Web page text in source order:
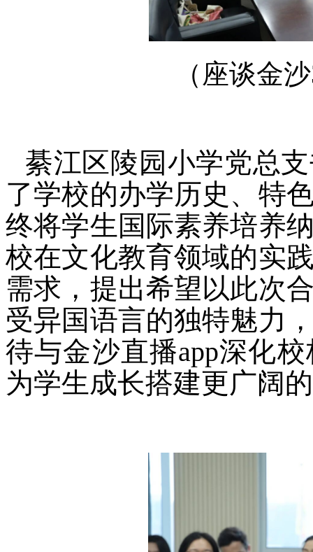
（座谈金
綦江区陵园小学党总
了学校的办学历史、特
终将学生国际素养培养
校在文化教育领域的实
需求，提出希望以此次
受异国语言的独特魅力
待与金沙直播app深化
为学生成长搭建更广阔